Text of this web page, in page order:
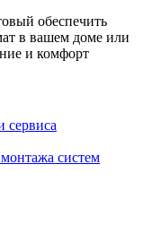
обеспечить
в вашем доме или
и комфорт
сервиса
систем